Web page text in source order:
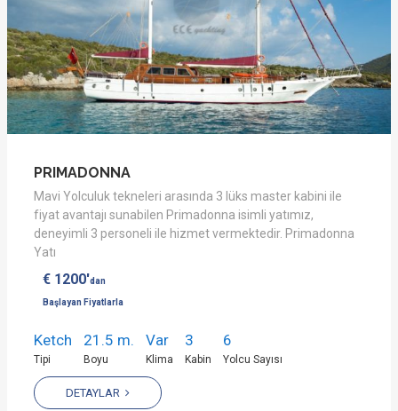
PRIMADONNA
Mavi Yolculuk tekneleri arasında 3 lüks master kabini ile
fiyat avantajı sunabilen Primadonna isimli yatımız,
deneyimli 3 personeli ile hizmet vermektedir. Primadonna
Yatı
€ 1200'dan
Başlayan Fiyatlarla
Ketch
Tipi
21.5 m.
Boyu
Var
Klima
3
Kabin
6
Yolcu Sayısı
DETAYLAR